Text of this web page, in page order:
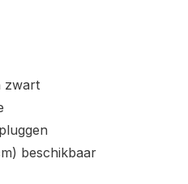
zwart
beschikbaar